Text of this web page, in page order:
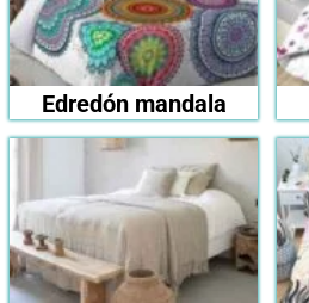
Edredón mandala